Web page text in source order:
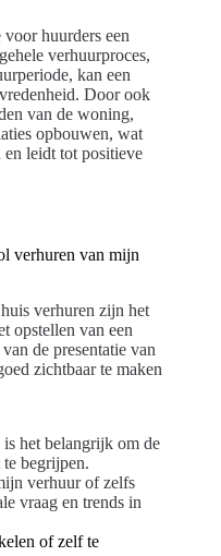
huurders een
verhuurproces,
kan een
Door ook
van de woning,
opbouwen, wat
en leidt tot positieve
verhuren van mijn
verhuren zijn het
opstellen van een
de presentatie van
zichtbaar te maken
het belangrijk om de
begrijpen.
verhuur of zelfs
vraag en trends in
of zelf te